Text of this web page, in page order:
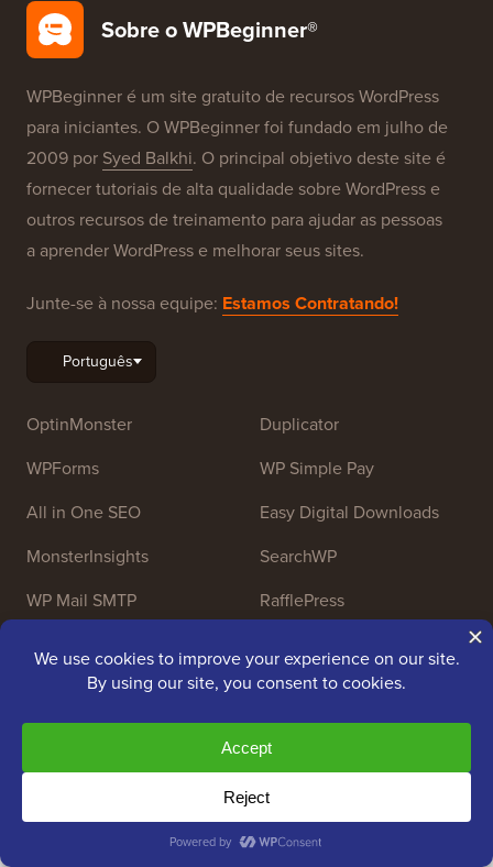
Sobre o WPBeginner®
WPBeginner é um site gratuito de recursos WordPress
para iniciantes. O WPBeginner foi fundado em julho de
2009 por Syed Balkhi. O principal objetivo deste site é
fornecer tutoriais de alta qualidade sobre WordPress e
outros recursos de treinamento para ajudar as pessoas
a aprender WordPress e melhorar seus sites.
Junte-se à nossa equipe: Estamos Contratando!
OptinMonster
WPForms
All in One SEO
MonsterInsights
WP Mail SMTP
SeedProd
Duplicator
WP Simple Pay
Easy Digital Downloads
SearchWP
RafflePress
WP Charitable